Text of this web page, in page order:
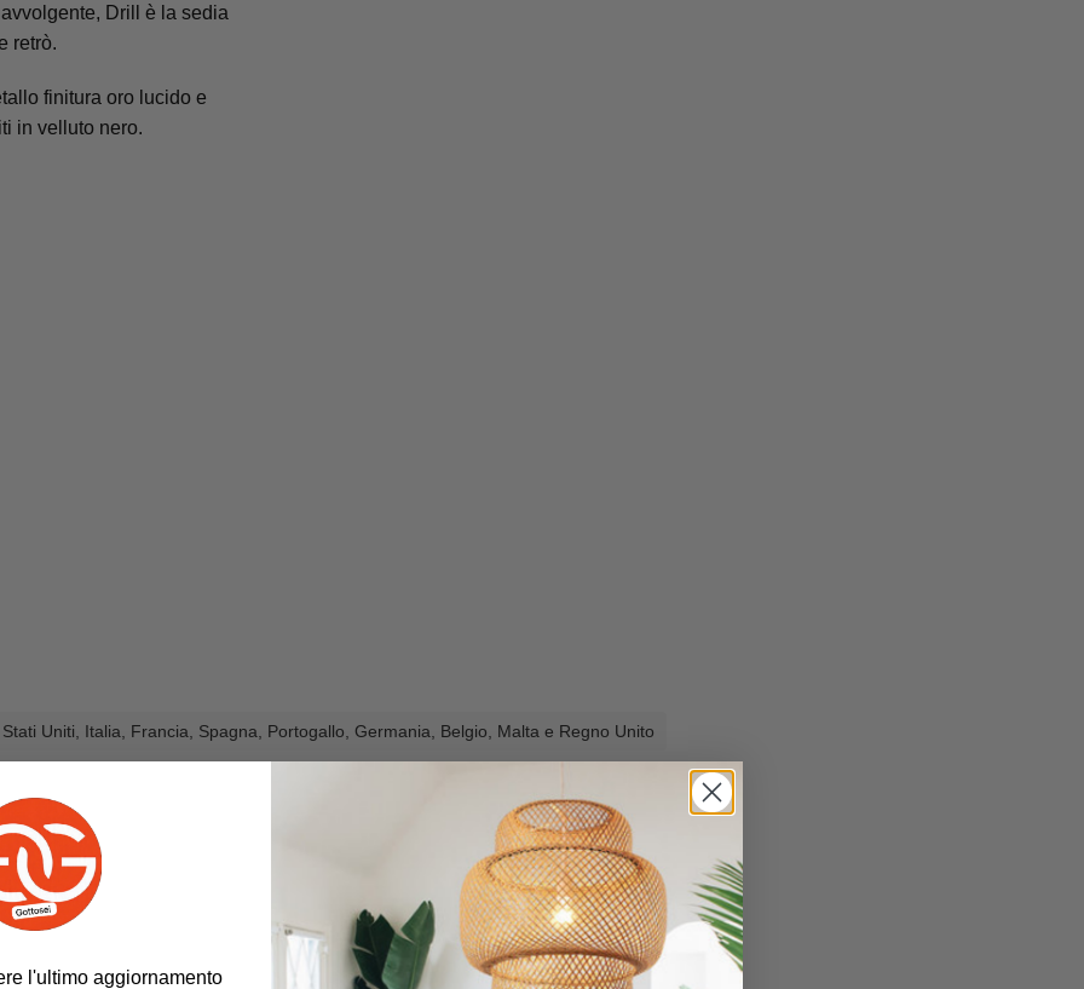
Drill è la sedia
retrò.
finitura oro lucido e
in velluto nero.
Uniti, Italia, Francia, Spagna, Portogallo, Germania, Belgio, Malta e Regno Unito
l'ultimo aggiornamento